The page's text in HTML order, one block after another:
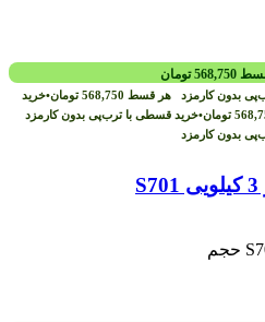
568,750 تومان
بدون کارمزد هر قسط 568,750 تومان•خرید
تومان•خرید قسطی با ترب‌پی بدون کارمزد
بدون کارمزد